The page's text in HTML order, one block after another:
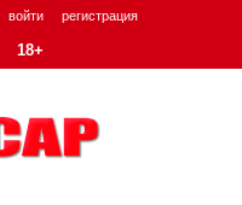
войти регистрация
18+